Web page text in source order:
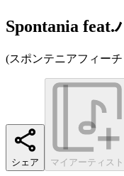
Spontania
(スポンテニアフィー
シェア マイアーティスト